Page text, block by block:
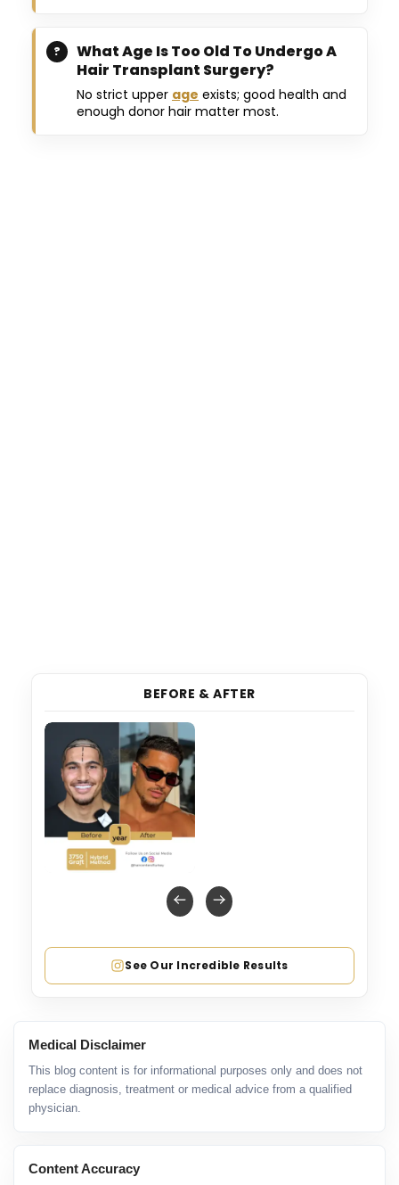
What Age Is Too Old To Undergo A
Hair Transplant Surgery?
No strict upper age exists; good health and
enough donor hair matter most.
BEFORE & AFTER
See Our Incredible Results
Medical Disclaimer
This blog content is for informational purposes only and does not
replace diagnosis, treatment or medical advice from a qualified
physician.
Content Accuracy